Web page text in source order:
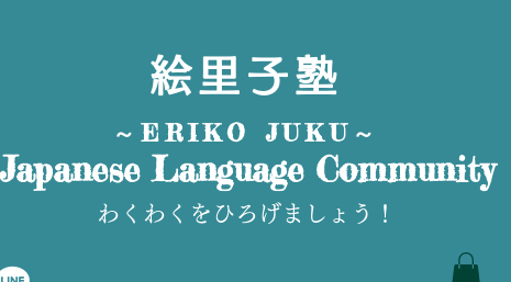
絵里子塾
～ERIKO JUKU～
Japanese Language Community
わくわくをひろげましょう！